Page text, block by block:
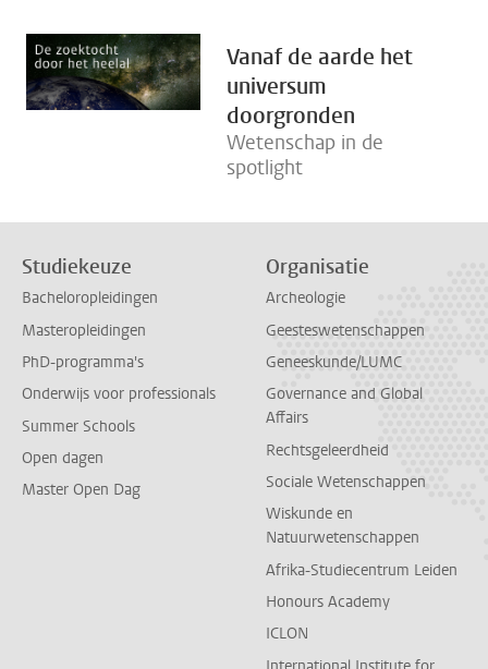
Vanaf de aarde het
universum
doorgronden
Wetenschap in de
spotlight
Studiekeuze
Bacheloropleidingen
Masteropleidingen
PhD-programma's
Onderwijs voor professionals
Summer Schools
Open dagen
Master Open Dag
Organisatie
Archeologie
Geesteswetenschappen
Geneeskunde/LUMC
Governance and Global
Affairs
Rechtsgeleerdheid
Sociale Wetenschappen
Wiskunde en
Natuurwetenschappen
Afrika-Studiecentrum Leiden
Honours Academy
ICLON